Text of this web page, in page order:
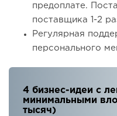
предоплате.
поставщика 1-2
Регулярная
персонального
4 бизнес-идеи с
минимальными
тысяч)